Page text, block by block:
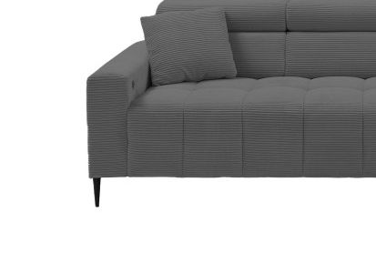
2.316,00 €* 1.199,00 €
Aus unserer Werbung!